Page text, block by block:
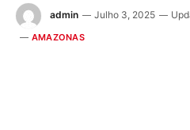
admin Julho 3, 2025
AMAZONAS